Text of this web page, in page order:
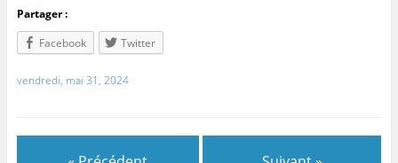
Partager :
Facebook
Twitter
vendredi, mai 31, 2024